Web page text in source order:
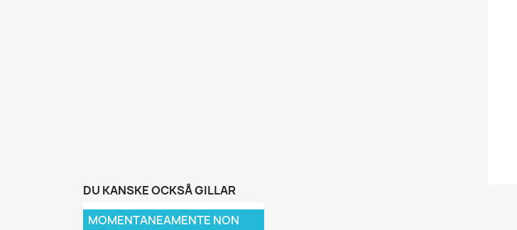
DU KANSKE OCKSÅ GILLAR
MOMENTANEAMENTE NON